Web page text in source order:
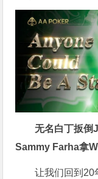
无名白丁扳
Sammy Farha拿
让我们回到20